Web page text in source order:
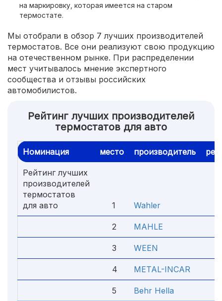
на маркировку, которая имеется на старом
термостате.
Мы отобрали в обзор 7 лучших производителей
термостатов. Все они реализуют свою продукцию
на отечественном рынке. При распределении
мест учитывалось мнение экспертного
сообщества и отзывы российских
автомобилистов.
Рейтинг лучших производителей
термостатов для авто
Номинация место производитель
Рейтинг лучших
производителей
термостатов
для авто
1 Wahler
2 MAHLE
3 WEEN
4 METAL-INCAR
5 Behr Hella